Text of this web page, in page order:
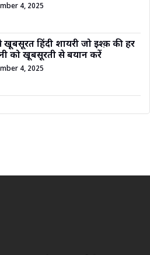
4, 2025
हिंदी शायरी जो इश्क़ की हर
को खूबसूरती से बयान करें
4, 2025